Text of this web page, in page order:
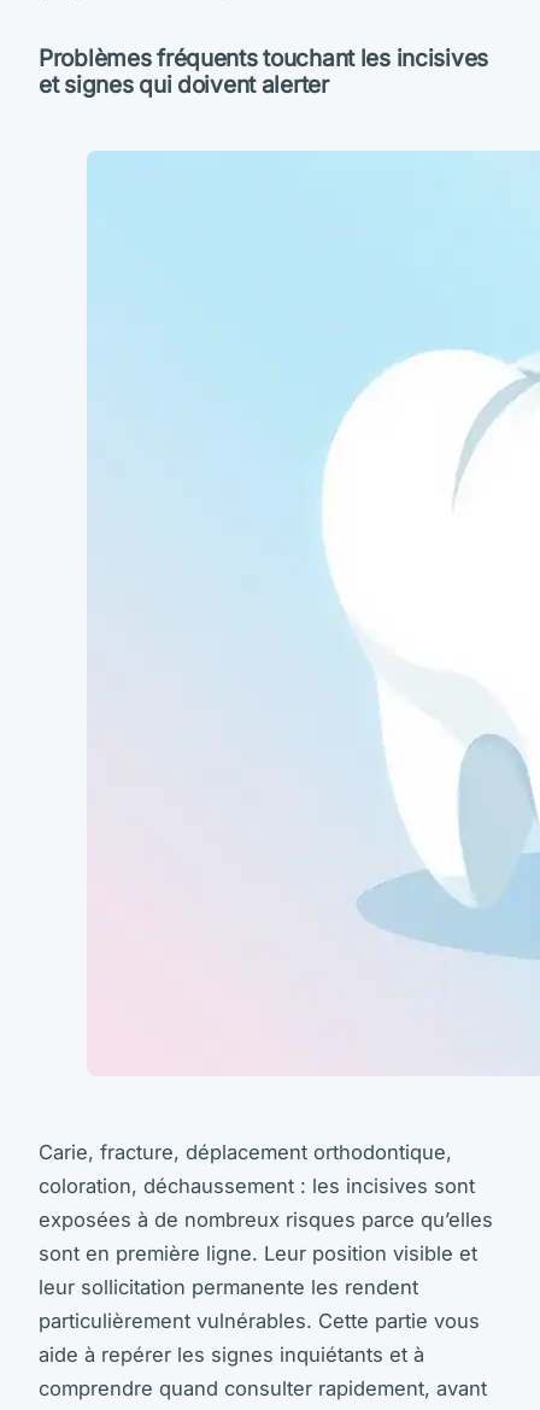
Problèmes fréquents touchant les incisives
et signes qui doivent alerter
Carie, fracture, déplacement orthodontique,
coloration, déchaussement : les incisives sont
exposées à de nombreux risques parce qu’elles
sont en première ligne. Leur position visible et
leur sollicitation permanente les rendent
particulièrement vulnérables. Cette partie vous
aide à repérer les signes inquiétants et à
comprendre quand consulter rapidement, avant